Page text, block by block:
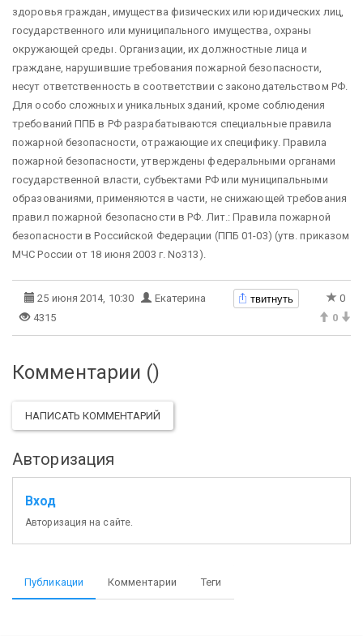
здоровья граждан, имущества физических или юридических лиц,
государственного или муниципального имущества, охраны
окружающей среды. Организации, их должностные лица и
граждане, нарушившие требования пожарной безопасности,
несут ответственность в соответствии с законодательством РФ.
Для особо сложных и уникальных зданий, кроме соблюдения
требований ППБ в РФ разрабатываются специальные правила
пожарной безопасности, отражающие их специфику. Правила
пожарной безопасности, утверждены федеральными органами
государственной власти, субъектами РФ или муниципальными
образованиями, применяются в части, не снижающей требования
правил пожарной безопасности в РФ. Лит.: Правила пожарной
безопасности в Российской Федерации (ППБ 01-03) (утв. приказом
МЧС России от 18 июня 2003 г. No313).
25 июня 2014, 10:30 Екатерина твитнуть
0
4315
0
Комментарии ()
НАПИСАТЬ КОММЕНТАРИЙ
Авторизация
Вход
Авторизация на сайте.
Публикации Комментарии Теги